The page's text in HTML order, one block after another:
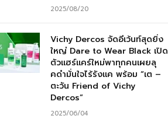
2025/08/20
Vichy Dercos จัดอีเว้นท์สุดยิ่ง
ใหญ่ Dare to Wear Black เปิด
ตัวแฮร์แคร์ใหม่พาทุกคนเผยลุ
คดำมั่นใจไร้รังแค พร้อม “เต –
ตะวัน Friend of Vichy
Dercos”
2025/06/04